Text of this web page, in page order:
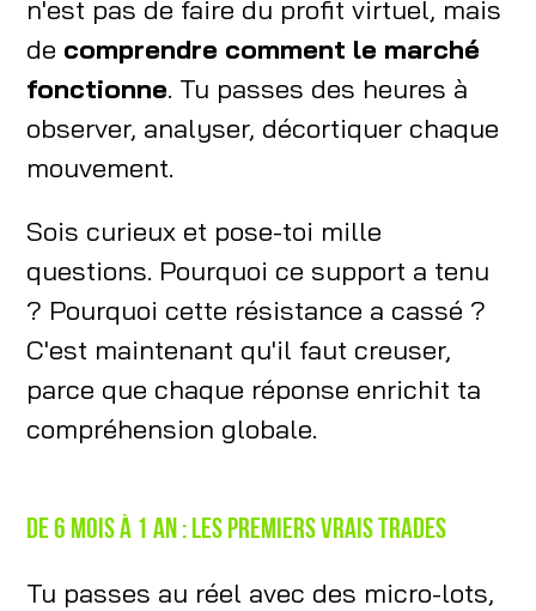
n'est pas de faire du profit virtuel, mais
de comprendre comment le marché
fonctionne. Tu passes des heures à
observer, analyser, décortiquer chaque
mouvement.
Sois curieux et pose-toi mille
questions. Pourquoi ce support a tenu
? Pourquoi cette résistance a cassé ?
C'est maintenant qu'il faut creuser,
parce que chaque réponse enrichit ta
compréhension globale.
De 6 mois à 1 an : les premiers vrais trades
Tu passes au réel avec des micro-lots,